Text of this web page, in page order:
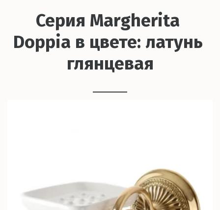
Серия Margherita
Doppia в цвете: латунь
глянцевая